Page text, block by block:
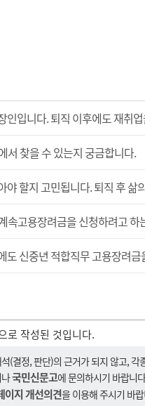
인입니다. 퇴직 이후에도 재취
서 찾을 수 있는지 궁금합니다.
할지 고민됩니다. 퇴직 후
속고용장려금을 신청하려고
도 신중년 적합직무 고용장려
로 작성된 것입니다.
(결정, 판단)의 근거가 되지 않고,
국민신문고에 문의하시기 바랍니
이지 개선의견을 이용해 주시기 바